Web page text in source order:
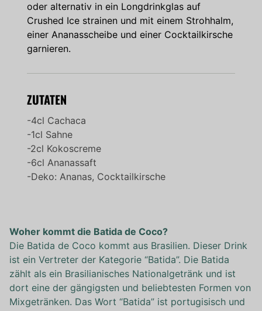
oder alternativ in ein Longdrinkglas auf
Crushed Ice strainen und mit einem Strohhalm,
einer Ananasscheibe und einer Cocktailkirsche
garnieren.
ZUTATEN
-4cl Cachaca
-1cl Sahne
-2cl Kokoscreme
-6cl Ananassaft
-Deko: Ananas, Cocktailkirsche
Woher kommt die Batida de Coco?
Die Batida de Coco kommt aus Brasilien. Dieser Drink
ist ein Vertreter der Kategorie “Batida”. Die Batida
zählt als ein Brasilianisches Nationalgetränk und ist
dort eine der gängigsten und beliebtesten Formen von
Mixgetränken. Das Wort “Batida” ist portugisisch und